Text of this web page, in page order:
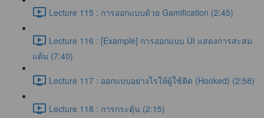
Lecture 115 : การออกแบบด้วย Gamification (2:45)
Lecture 116 : [Example] การออกแบบ UI แสดงการสะสม
แต้ม (7:40)
Lecture 117 : ออกแบบอย่างไรให้ผู้ใช้ติด (Hooked) (2:58)
Lecture 118 : การกระตุ้น (2:15)